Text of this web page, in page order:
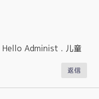
Administ . 儿童
返信